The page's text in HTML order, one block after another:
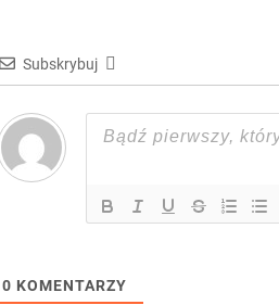
Subskrybuj
0 KOMENTARZY